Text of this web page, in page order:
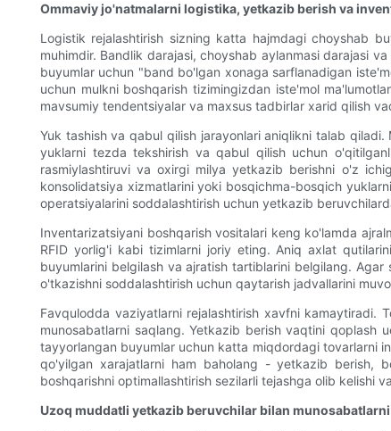
Ommaviy jo'natmalarni logistika, yetkazib berish va
Logistik rejalashtirish sizning katta hajmdagi choyshab
muhimdir. Bandlik darajasi, choyshab aylanmasi darajasi
buyumlar uchun "band bo'lgan xonaga sarflanadigan
uchun mulkni boshqarish tizimingizdan iste'mol
mavsumiy tendentsiyalar va maxsus tadbirlar xarid qilish
Yuk tashish va qabul qilish jarayonlari aniqlikni talab
yuklarni tezda tekshirish va qabul qilish uchun
rasmiylashtiruvi va oxirgi milya yetkazib berishni o'z
konsolidatsiya xizmatlarini yoki bosqichma-bosqich
operatsiyalarini soddalashtirish uchun yetkazib
Inventarizatsiyani boshqarish vositalari keng ko'lamda
RFID yorlig'i kabi tizimlarni joriy eting. Aniq axlat
buyumlarini belgilash va ajratish tartiblarini belgilang.
o'tkazishni soddalashtirish uchun qaytarish jadvallarini
Favqulodda vaziyatlarni rejalashtirish xavfni kamaytiradi.
munosabatlarni saqlang. Yetkazib berish vaqtini qoplash
tayyorlangan buyumlar uchun katta miqdordagi tovarlarni
qo'yilgan xarajatlarni ham baholang - yetkazib berish,
boshqarishni optimallashtirish sezilarli tejashga olib kelishi
Uzoq muddatli yetkazib beruvchilar bilan